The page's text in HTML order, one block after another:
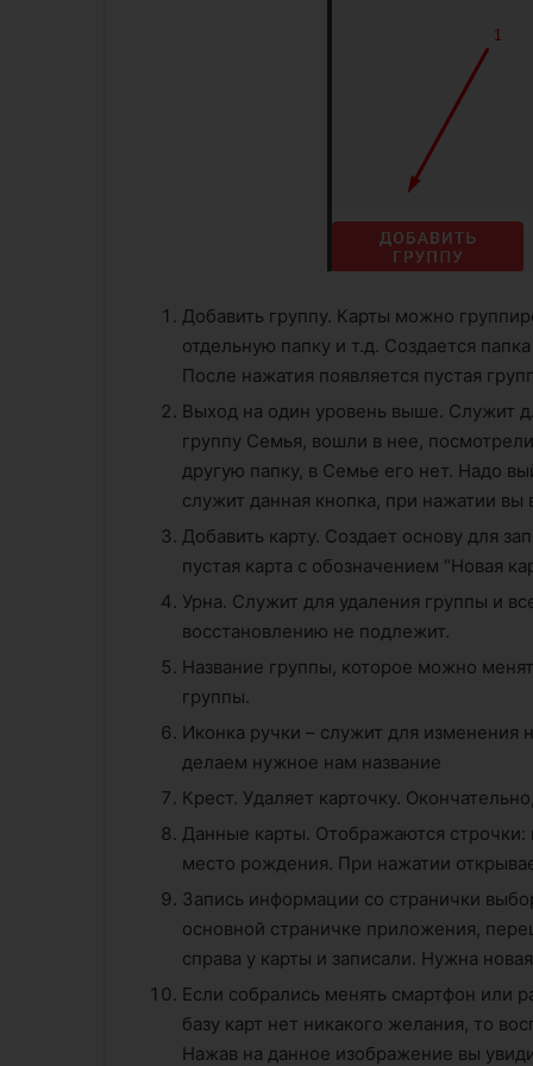
Добавить группу. Карты можно
отдельную папку и т.д. Создается
После нажатия появляется пустая
Выход на один уровень выше. Служит
группу Семья, вошли в нее,
другую папку, в Семье его нет. Надо
служит данная кнопка, при нажатии
Добавить карту. Создает основу для
пустая карта с обозначением “Новая
Урна. Служит для удаления группы и
восстановлению не подлежит.
Название группы, которое можно
группы.
Иконка ручки – служит для
делаем нужное нам название
Крест. Удаляет карточку.
Данные карты. Отображаются
место рождения. При нажатии
Запись информации со странички
основной страничке приложения,
справа у карты и записали. Нужна
Если собрались менять смартфон или
базу карт нет никакого желания, то
Нажав на данное изображение вы